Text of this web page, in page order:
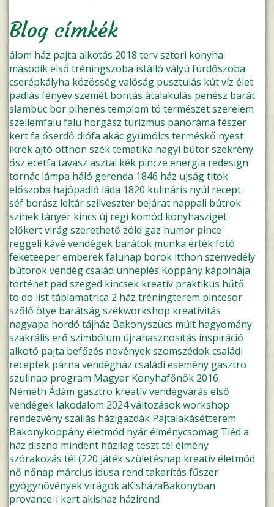
Blog címkék
álom ház pajta alkotás 2018 tervsztori konyha
másodikelső tréningszoba istálló vályú fürdőszoba
cserépkályha közösségvalóság pusztulás kútvíz élet
padlás fényévszemét bontás átalakulás penész barát
slambuc bor pihenés templom tó természetszerelem
szellemfalu falu horgász turizmus panoráma fészer
kertfa őserdő diófa akác gyümölcs terméskő nyest
ikrekajtó otthon széktematika nagyi bútorszekrény
ősz ecetfa tavasz asztal kék pincze energia redesign
tornác lámpa háló gerenda 1846 ház ujságtitok
előszoba hajópadló láda 1820 kulináris nyúl recept
séf borász leltárszilveszter bejárat nappali bútrok
színektányér kincs új régi komód konyhasziget
előkertvirágszerethető zöld gaz humor pince
reggeli kávé vendégek barátok munka értékfotó
feketeeperemberekfalunap borok itthon szenvedély
bútorokvendégcsalád ünneplés Koppány kápolnája
történet pad szeged kincsek kreatív praktikus hűtő
to do listtáblamatrica 2 ház tréningterem pincesor
szőlő ötye barátságszékworkshop kreativitás
nagyapa hordó tájház Bakonyszücs múlt hagyomány
szakrális erő szimbólum újrahasznosítás inspiráció
alkotó pajta befőzés növényekszomszédokcsaládi
receptek párna vendégház családi esemény gasztro
szülinap program Magyar Konyhafőnök 2016
Németh Ádám gasztro kreatívvendégvárás első
vendégek lakodalom 2024változásokworkshop
rendezvényszállás házigazdák Pajtalakásétterem
Bakonykoppányéletmód nyárélménycsomag Tiéd a
ház diszno mindent házilagteszttél élmény
szórakozás tél (220 játékszületésnap kreatív életmód
nő nőnap március idusa rend takarítás fűszer
gyógynövényekvirágokaKisházaBakonyban
provance-i kertakishaz házirend